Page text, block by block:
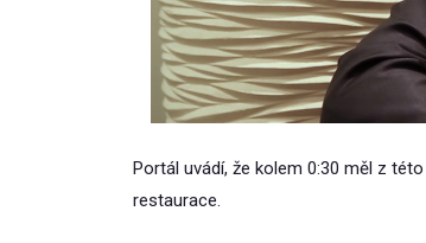
Portál uvádí, že kolem 0:30 měl z
restaurace.